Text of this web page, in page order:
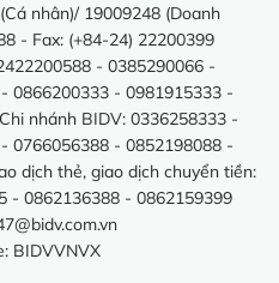
nhân)/ 19009248 (Doanh
- Fax: (+84-24) 22200399
- 0385290066 -
0866200333 - 0981915333 -
nhánh BIDV: 0336258333 -
0766056388 - 0852198088 -
dịch thẻ, giao dịch chuyển tiền:
- 0862136388 - 0862159399
BIDVVNVX